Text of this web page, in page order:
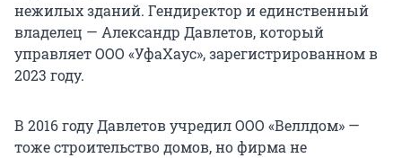
нежилых зданий. Гендиректор и единственный
владелец — Александр Давлетов, который
управляет ООО «УфаХаус», зарегистрированном в
2023 году.
В 2016 году Давлетов учредил ООО «Веллдом» —
тоже строительство домов, но фирма не